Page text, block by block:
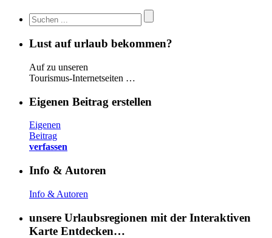
Lust auf urlaub bekommen?
Auf zu unseren
Tourismus-Internetseiten …
Eigenen Beitrag erstellen
Eigenen
Beitrag
verfassen
Info & Autoren
Info & Autoren
unsere Urlaubsregionen mit der Interaktiven
Karte Entdecken…